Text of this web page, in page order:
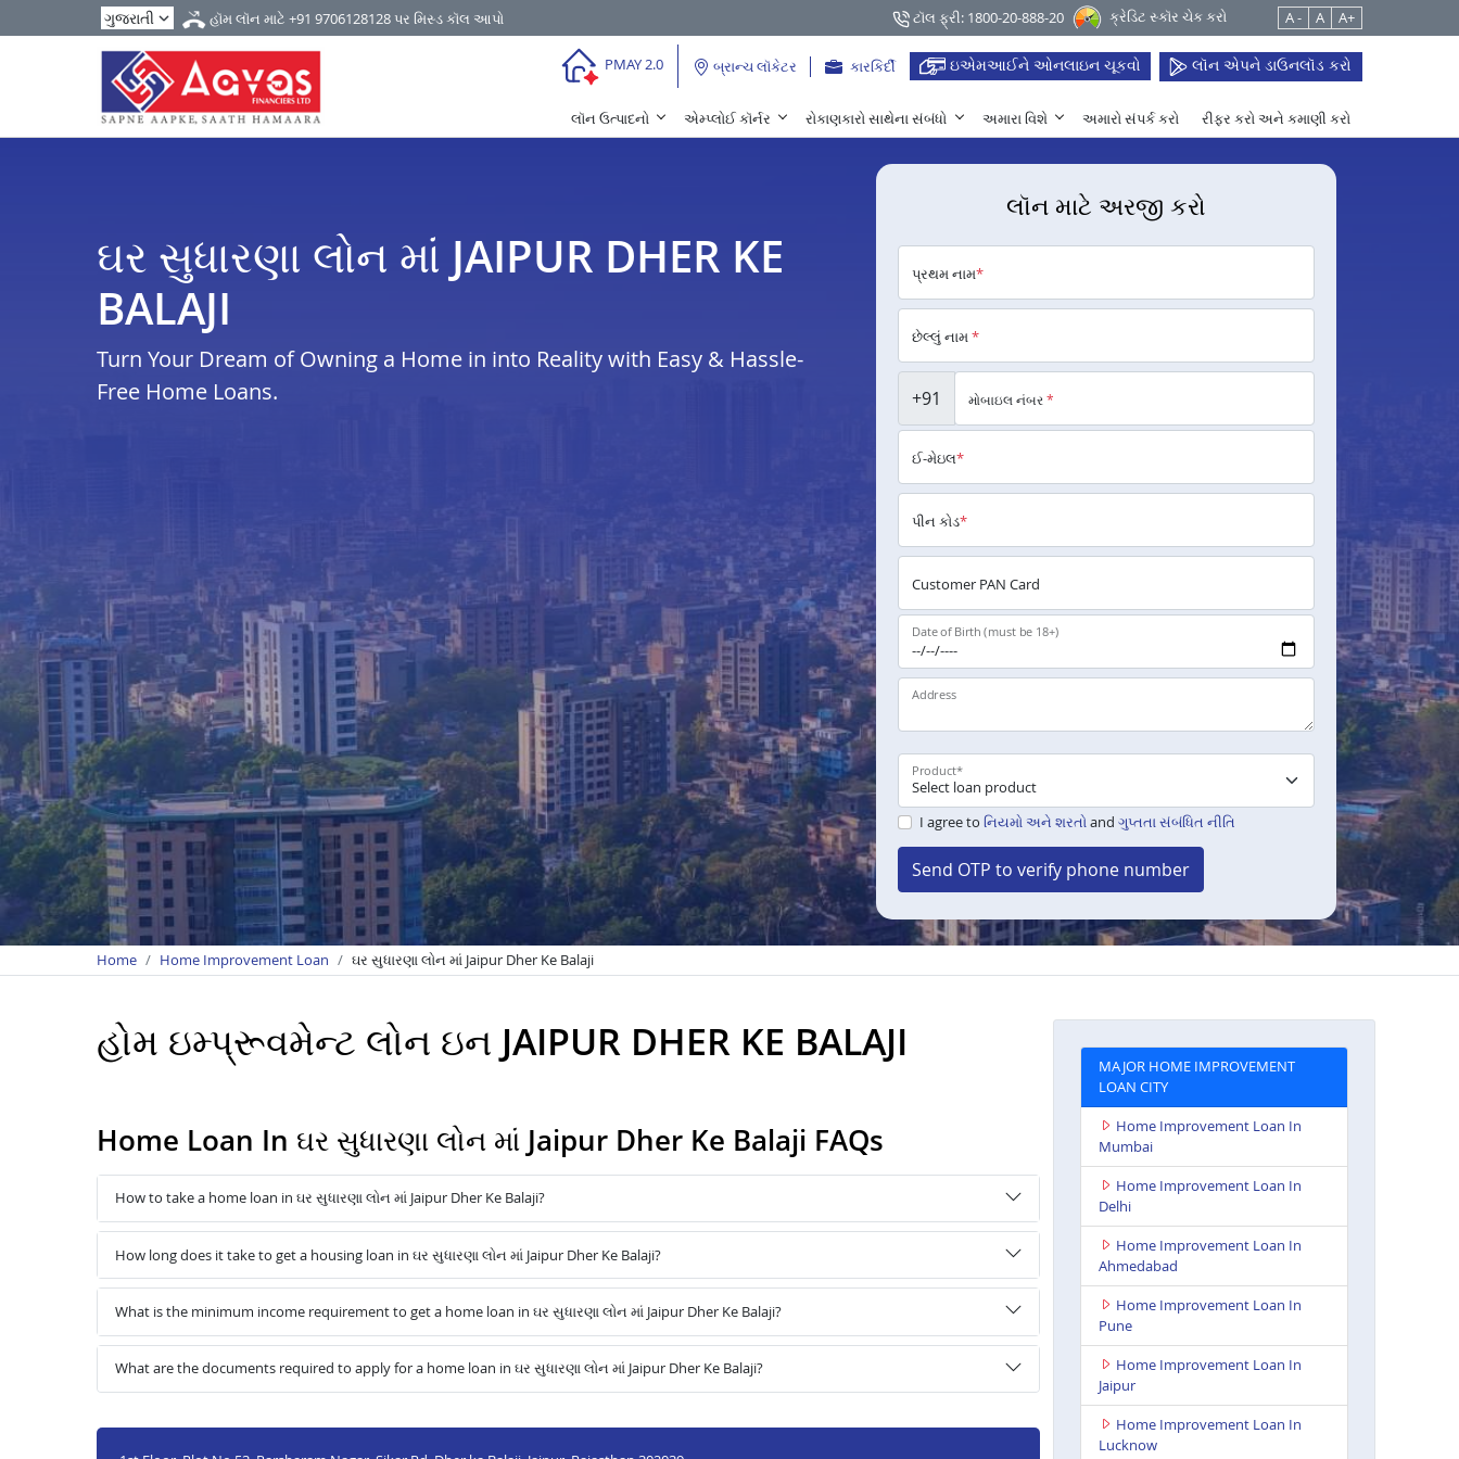
હૉમ લૉન માટે +91 9706128128પર મિસ્ડ કૉલ આપો ટૉલ ફ્રી: 1800-20-888-20 ક્રેડિટ સ્કૉર ચેક કરો A - A A+
PMAY 2.0 બ્રાન્ચ લૉકેટર કારકિર્દી ઇએમઆઈને ઓનલાઇન ચૂકવો લૉન એપને ડાઉનલૉડ કરો
લૉન ઉત્પાદનો એમ્પ્લોઈ કૉર્નર રોકાણકારો સાથેના સંબંધો અમારા વિશે અમારો સંપર્ક કરો રીફર કરો અને કમાણી કરો
ઘર સુધારણા લોન માં JAIPUR DHER KE
BALAJI
Turn Your Dream of Owning a Home in into Reality with Easy & Hassle-
Free Home Loans.
લૉન માટે અરજી કરો
પ્રથમ નામ*
છેલ્લું નામ*
+91 મોબાઇલ નંબર*
ઈ-મેઇલ*
પીન કોડ*
Customer PAN Card
Date of Birth (must be 18+)
Address
Product*
I agree to નિયમો અને શરતો and ગુપ્તતા સંબંધિત નીતિ
Send OTP to verify phone number
Home Home Improvement Loan ઘર સુધારણા લોન માં Jaipur Dher Ke Balaji
હોમ ઇમ્પ્રૂવમેન્ટ લોન ઇન JAIPUR DHER KE BALAJI
Home Loan In ઘર સુધારણા લોન માં Jaipur Dher Ke Balaji FAQs
How to take a home loan in ઘર સુધારણા લોન માં Jaipur Dher Ke Balaji?
How long does it take to get a housing loan in ઘર સુધારણા લોન માં Jaipur Dher Ke Balaji?
What is the minimum income requirement to get a home loan in ઘર સુધારણા લોન માં Jaipur Dher Ke Balaji?
What are the documents required to apply for a home loan in ઘર સુધારણા લોન માં Jaipur Dher Ke Balaji?
MAJOR HOME IMPROVEMENT
LOAN CITY
Home Improvement Loan In
Mumbai
Home Improvement Loan In
Delhi
Home Improvement Loan In
Ahmedabad
Home Improvement Loan In
Pune
Home Improvement Loan In
Jaipur
Home Improvement Loan In
Lucknow